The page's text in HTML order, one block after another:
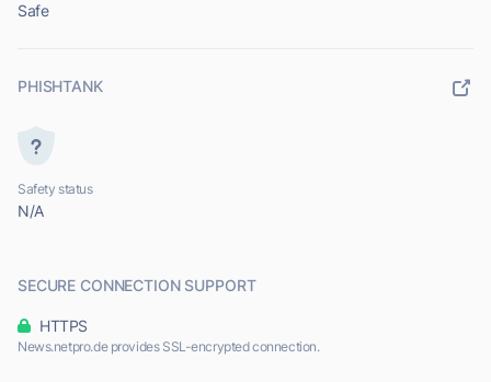
Safe
PHISHTANK
Safety status
N/A
SECURE CONNECTION SUPPORT
HTTPS
News.netpro.de provides SSL-encrypted connection.